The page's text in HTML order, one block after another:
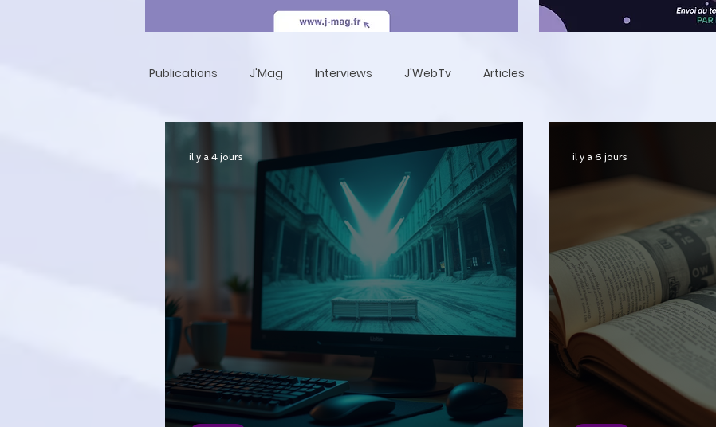
Publications J'Mag Interviews J'WebTv Articles
il y a 4 jours il y a 6 jours